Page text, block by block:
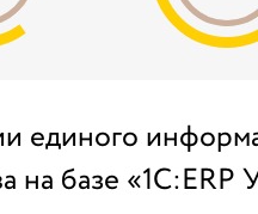
единого
на базе «1С:ERP